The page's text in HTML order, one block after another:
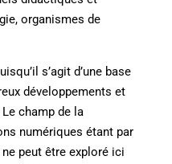
organismes de
s’agit d’une base
développements et
champ de la
numériques étant par
peut être exploré ici